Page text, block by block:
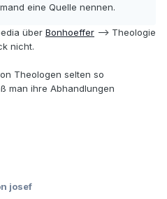
eine Quelle nennen.
über Bonhoeffer --> Theologie
nicht.
Theologen selten so
man ihre Abhandlungen
josef